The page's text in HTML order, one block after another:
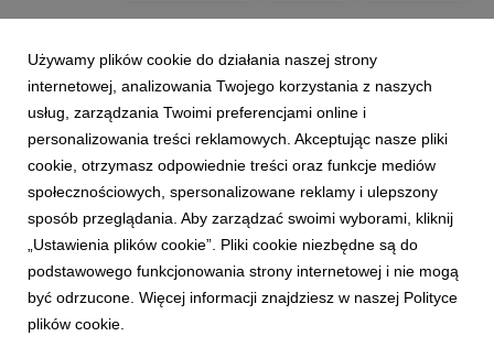
Używamy plików cookie do działania naszej strony
internetowej, analizowania Twojego korzystania z naszych
usług, zarządzania Twoimi preferencjami online i
personalizowania treści reklamowych. Akceptując nasze pliki
cookie, otrzymasz odpowiednie treści oraz funkcje mediów
społecznościowych, spersonalizowane reklamy i ulepszony
sposób przeglądania. Aby zarządzać swoimi wyborami, kliknij
„Ustawienia plików cookie”. Pliki cookie niezbędne są do
podstawowego funkcjonowania strony internetowej i nie mogą
być odrzucone. Więcej informacji znajdziesz w naszej Polityce
plików cookie.